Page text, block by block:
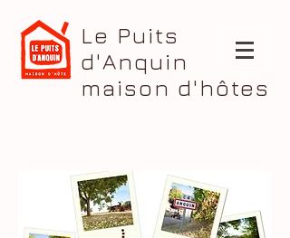
Le Puits
d'Anquin
maison d'hôtes